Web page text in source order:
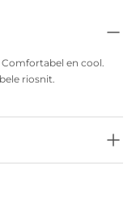
en cool.
riosnit.